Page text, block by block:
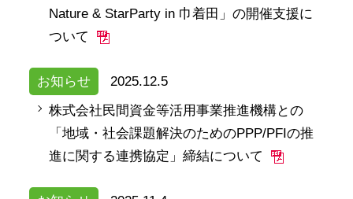
Nature & StarParty in 巾着田」の開催支援に
ついて
お知らせ
2025.12.5
株式会社民間資金等活用事業推進機構との
「地域・社会課題解決のためのPPP/PFIの推
進に関する連携協定」締結について